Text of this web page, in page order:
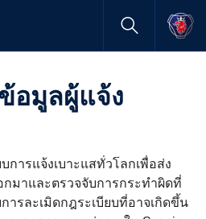
การแจ้งเบาะแสทั่วโลกเพื่อส่ง
มาและตรวจจับการกระทำผิดที่
ารละเมิดกฎระเบียบที่อาจเกิดขึ้น